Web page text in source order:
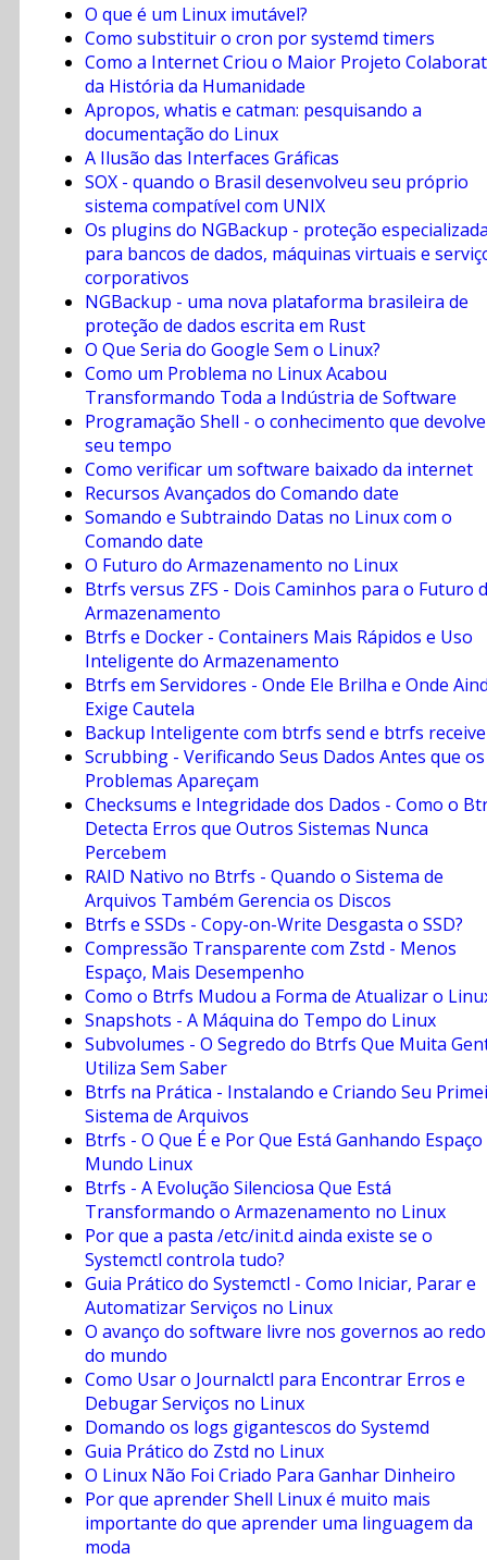
O que é um Linux imutável?
Como substituir o cron por systemd timers
Como a Internet Criou o Maior Projeto
da História da Humanidade
Apropos, whatis e catman: pesquisando a
documentação do Linux
A Ilusão das Interfaces Gráficas
SOX - quando o Brasil desenvolveu seu próprio
sistema compatível com UNIX
Os plugins do NGBackup - proteção
para bancos de dados, máquinas virtuais e
corporativos
NGBackup - uma nova plataforma brasileira de
proteção de dados escrita em Rust
O Que Seria do Google Sem o Linux?
Como um Problema no Linux Acabou
Transformando Toda a Indústria de Software
Programação Shell - o conhecimento que devolve
seu tempo
Como verificar um software baixado da internet
Recursos Avançados do Comando date
Somando e Subtraindo Datas no Linux com o
Comando date
O Futuro do Armazenamento no Linux
Btrfs versus ZFS - Dois Caminhos para o Futuro
Armazenamento
Btrfs e Docker - Containers Mais Rápidos e Uso
Inteligente do Armazenamento
Btrfs em Servidores - Onde Ele Brilha e Onde
Exige Cautela
Backup Inteligente com btrfs send e btrfs receive
Scrubbing - Verificando Seus Dados Antes que os
Problemas Apareçam
Checksums e Integridade dos Dados - Como o
Detecta Erros que Outros Sistemas Nunca
Percebem
RAID Nativo no Btrfs - Quando o Sistema de
Arquivos Também Gerencia os Discos
Btrfs e SSDs - Copy-on-Write Desgasta o SSD?
Compressão Transparente com Zstd - Menos
Espaço, Mais Desempenho
Como o Btrfs Mudou a Forma de Atualizar o
Snapshots - A Máquina do Tempo do Linux
Subvolumes - O Segredo do Btrfs Que Muita
Utiliza Sem Saber
Btrfs na Prática - Instalando e Criando Seu
Sistema de Arquivos
Btrfs - O Que É e Por Que Está Ganhando
Mundo Linux
Btrfs - A Evolução Silenciosa Que Está
Transformando o Armazenamento no Linux
Por que a pasta /etc/init.d ainda existe se o
Systemctl controla tudo?
Guia Prático do Systemctl - Como Iniciar, Parar e
Automatizar Serviços no Linux
O avanço do software livre nos governos ao
do mundo
Como Usar o Journalctl para Encontrar Erros e
Debugar Serviços no Linux
Domando os logs gigantescos do Systemd
Guia Prático do Zstd no Linux
O Linux Não Foi Criado Para Ganhar Dinheiro
Por que aprender Shell Linux é muito mais
importante do que aprender uma linguagem da
moda